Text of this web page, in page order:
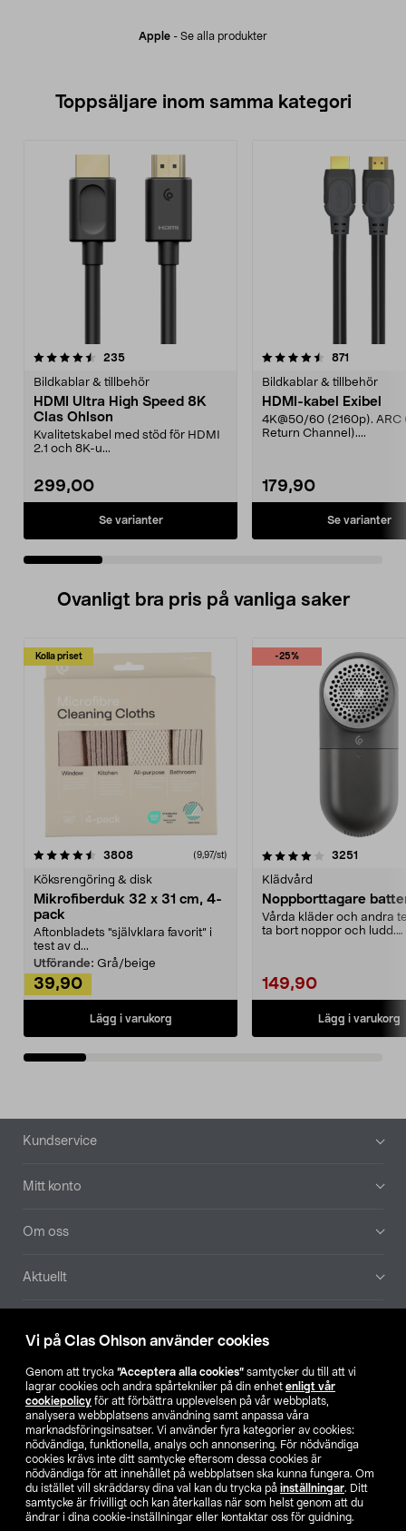
Vi på Clas Ohlson använder cookies
Genom att trycka ”Acceptera alla cookies” samtycker du till att vi
lagrar cookies och andra spårtekniker på din enhet enligt vår
cookiepolicy för att förbättra upplevelsen på vår webbplats,
analysera webbplatsens användning samt anpassa våra
marknadsföringsinsatser. Vi använder fyra kategorier av cookies:
nödvändiga, funktionella, analys och annonsering. För nödvändiga
cookies krävs inte ditt samtycke eftersom dessa cookies är
nödvändiga för att innehållet på webbplatsen ska kunna fungera. Om
du istället vill skräddarsy dina val kan du trycka på inställningar. Ditt
samtycke är frivilligt och kan återkallas när som helst genom att du
ändrar i dina cookie-inställningar eller kontaktar oss för guidning.
Apple - Se alla produkter
Toppsäljare inom samma kategori
235recensioner
Bildkablar & tillbehör
HDMI Ultra High Speed 8K
Clas Ohlson
Kvalitetskabel med stöd för HDMI
2.1 och 8K-u...
299,00
Se varianter
4.5 av 5 stjärnor 871
Bildkablar & tillbehör
HDMI-kabel Exibel
4K@50/60 (2160p). ARC
Return Channel)....
179,90
Se varianter
4.5 av 5 stjärnor
Ovanligt bra pris på vanliga saker
Kolla priset
3808recensioner (9,97/st)
Köksrengöring & disk
Mikrofiberduk 32 x 31 cm, 4-
pack
Aftonbladets "självklara favorit” i
test av d...
Utförande: Grå/beige
39,90
Lägg i varukorg
-25%
4.0av 5 stjärnor 3251
Klädvård
Noppborttagare
Vårda kläder och andra
ta bort noppor och ludd.
149,90
Lägg i varukorg
4.5av 5 stjärnor
Sidfot
Kundservice
Mitt konto
Om oss
Aktuellt
Hitta butik
SE NO FI